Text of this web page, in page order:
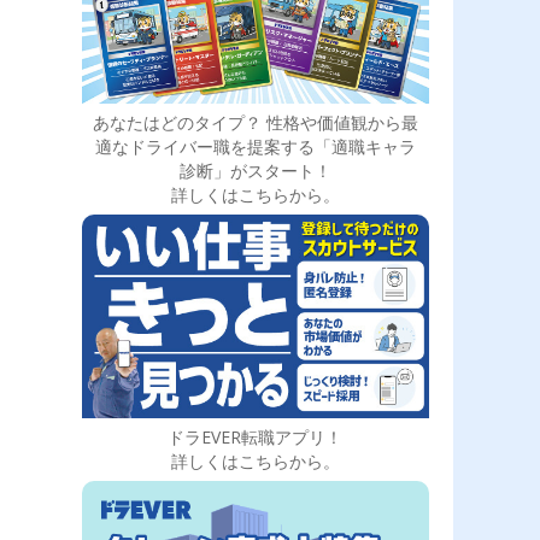
あなたはどのタイプ？ 性格や価値観から最
適なドライバー職を提案する「適職キャラ
診断」がスタート！
詳しくはこちらから。
ドラEVER転職アプリ！
詳しくはこちらから。